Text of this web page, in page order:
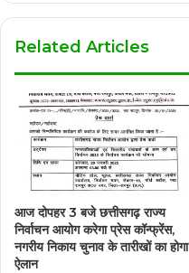
Related Articles
आज दोपहर 3 बजे छत्तीसगढ़ राज्य
निर्वाचन आयोग करेगा प्रेस कॉन्फ्रेंस,
नगरीय निकाय चुनाव के तारीखों का होगा
ऐलान